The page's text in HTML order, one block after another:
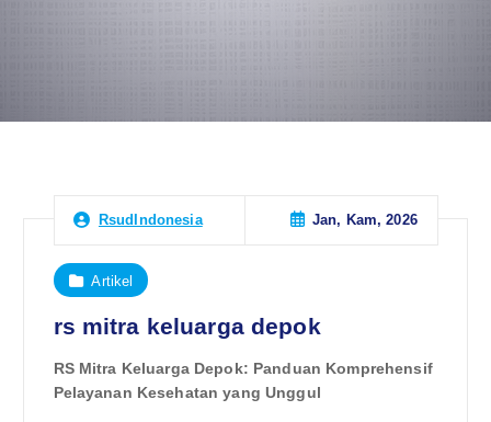
RsudIndonesia Jan, Kam, 2026
Artikel
rs mitra keluarga depok
RS Mitra Keluarga Depok: Panduan Komprehensif
Pelayanan Kesehatan yang Unggul